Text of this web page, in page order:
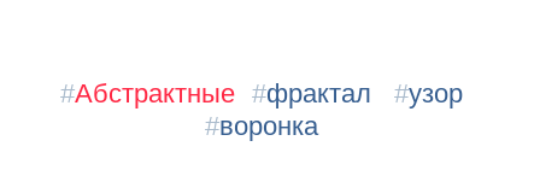
#Абстрактные #фрактал #узор
#воронка